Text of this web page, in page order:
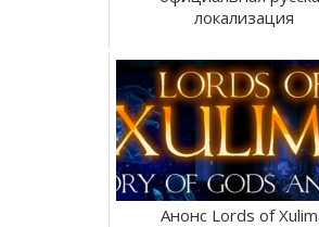
локализация
Анонс Lords of